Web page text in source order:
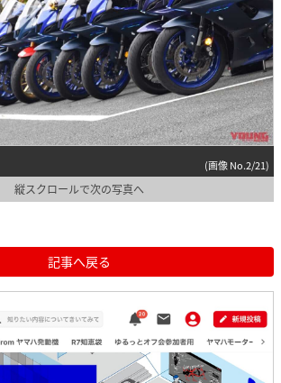
(画像 No.2/21)
縦スクロールで次の写真へ
記事へ戻る